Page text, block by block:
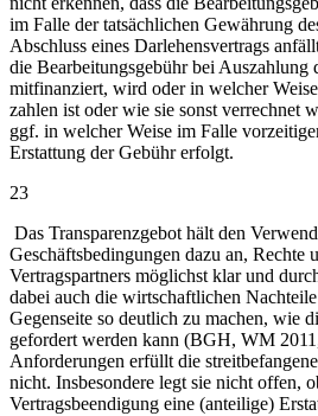
im Falle der tatsächlichen Gewährung
Abschluss eines Darlehensvertrags
die Bearbeitungsgebühr bei Auszahlung
mitfinanziert, wird oder in welcher
zahlen ist oder wie sie sonst verrechnet
ggf. in welcher Weise im Falle
Erstattung der Gebühr erfolgt.
23
Das Transparenzgebot hält den
Geschäftsbedingungen dazu an, Rechte
Vertragspartners möglichst klar und
dabei auch die wirtschaftlichen
Gegenseite so deutlich zu machen, wie
gefordert werden kann (BGH, WM
Anforderungen erfüllt die
nicht. Insbesondere legt sie nicht offen,
Vertragsbeendigung eine (anteilige)